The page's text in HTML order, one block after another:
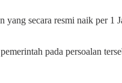
secara resmi naik per 1
pada persoalan